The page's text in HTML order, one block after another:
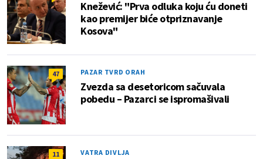
Knežević: "Prva odluka koju ću doneti
kao premijer biće otpriznavanje
Kosova"
47 PAZAR TVRD ORAH
Zvezda sa desetoricom sačuvala
pobedu – Pazarci se ispromašivali
11 VATRA DIVLJA